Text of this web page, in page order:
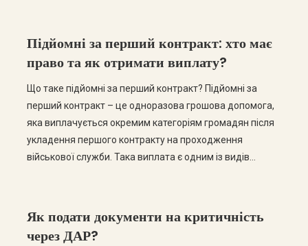
Підйомні за перший контракт: хто має
право та як отримати виплату?
Що таке підйомні за перший контракт? Підйомні за
перший контракт – це одноразова грошова допомога,
яка виплачується окремим категоріям громадян після
укладення першого контракту на проходження
військової служби. Така виплата є одним із видів
законодавством та залежать від категорії […]
Як подати документи на критичність
через ДАР?